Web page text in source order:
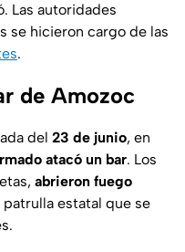
Las autoridades
se hicieron cargo de las
.
de Amozoc
del 23 de junio, en
atacó un bar. Los
abrieron fuego
patrulla estatal que se